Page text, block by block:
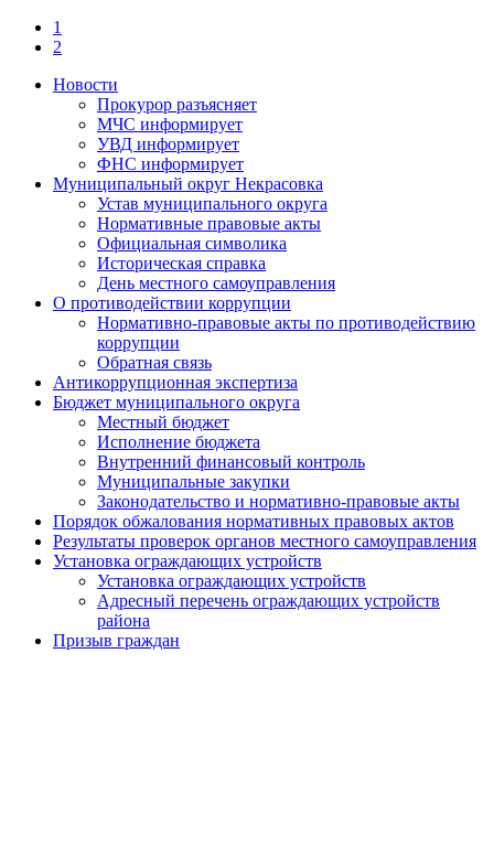
1
2
Новости
Прокурор разъясняет
МЧС информирует
УВД информирует
ФНС информирует
Муниципальный округ Некрасовка
Устав муниципального округа
Нормативные правовые акты
Официальная символика
Историческая справка
День местного самоуправления
О противодействии коррупции
Нормативно-правовые акты по противодействию
коррупции
Обратная связь
Антикоррупционная экспертиза
Бюджет муниципального округа
Местный бюджет
Исполнение бюджета
Внутренний финансовый контроль
Муниципальные закупки
Законодательство и нормативно-правовые акты
Порядок обжалования нормативных правовых актов
Результаты проверок органов местного самоуправления
Установка ограждающих устройств
Установка ограждающих устройств
Адресный перечень ограждающих устройств
района
Призыв граждан